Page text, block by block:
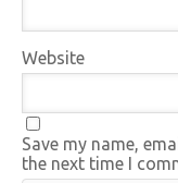
Website
Save my name,
the next time I